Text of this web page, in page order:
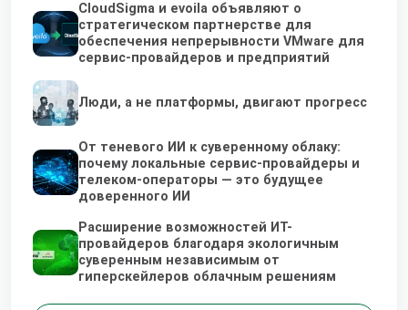
CloudSigma и evoila объявляют о
стратегическом партнерстве для
обеспечения непрерывности VMware для
сервис-провайдеров и предприятий
Люди, а не платформы, двигают прогресс
От теневого ИИ к суверенному облаку:
почему локальные сервис-провайдеры и
телеком-операторы — это будущее
доверенного ИИ
Расширение возможностей ИТ-
провайдеров благодаря экологичным
суверенным независимым от
гиперскейлеров облачным решениям